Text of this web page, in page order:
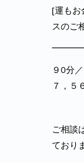
[運も
スのご
９0分
７，５
ご相談
ており